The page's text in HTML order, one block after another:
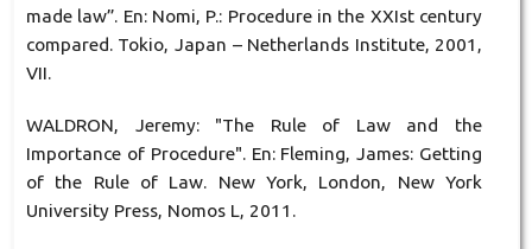
made law”. En: Nomi, P.: Procedure in the XXIst century
compared. Tokio, Japan – Netherlands Institute, 2001,
VII.
WALDRON, Jeremy: "The Rule of Law and the
Importance of Procedure". En: Fleming, James: Getting
of the Rule of Law. New York, London, New York
University Press, Nomos L, 2011.